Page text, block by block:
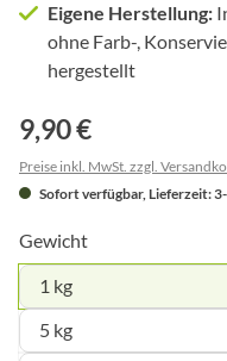
Eigene Herstellung:
ohne Farb-,
hergestellt
9,90 €
Preise inkl. MwSt. zzgl.
Sofort verfügbar, Lieferzeit: 3-
Gewicht
1 kg
5 kg